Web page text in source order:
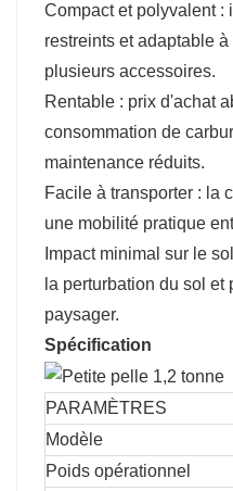
ferons gratuitement
dans votre pays et
couleurs
Compact et polyvalent :
restreints et adaptable
plusieurs accessoires.
Rentable : prix d'achat
consommation de
maintenance réduits.
Facile à transporter : la
une mobilité pratique
Impact minimal sur le
la perturbation du sol
paysager.
Spécification
PARAMÈTRES
Modèle
Poids opérationnel